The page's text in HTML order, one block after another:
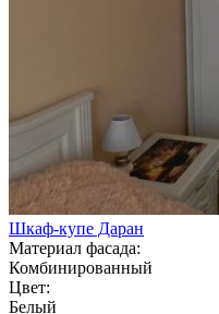
Шкаф-купе Даран
Материал фасада:
Комбинированный
Цвет:
Белый